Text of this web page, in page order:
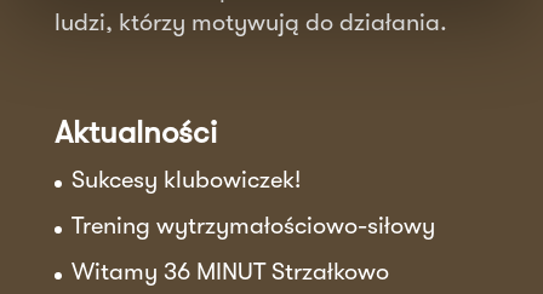
ludzi, którzy motywują do działania.
Aktualności
Sukcesy klubowiczek!
Trening wytrzymałościowo-siłowy
Witamy 36 MINUT Strzałkowo